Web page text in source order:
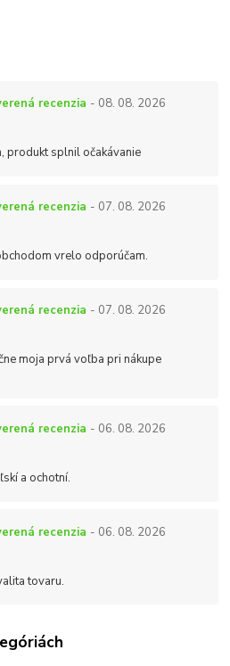
recenzia - 08. 08. 2026
produkt splnil očakávanie
recenzia - 07. 08. 2026
vrelo odporúčam.
recenzia - 07. 08. 2026
moja prvá voľba pri nákupe
recenzia - 06. 08. 2026
a ochotní.
recenzia - 06. 08. 2026
tovaru.